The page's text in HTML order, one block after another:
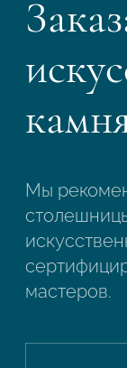
Мы
мастеров.